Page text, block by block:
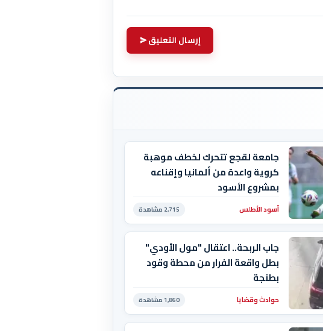
إرسال التعليق
جامعة لقجع تتحرك لخطف موهبة
كروية واعدة من ألمانيا وإقناعه
بمشروع الأسود
أسود الأطلس 2,715 مشاهدة
جاب الربحة.. اعتقال "مول الأودي"
بطل واقعة الفرار من محطة وقود
بطنجة
حوادث وقضايا 1,860 مشاهدة